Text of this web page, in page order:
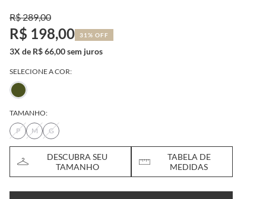
R$ 289,00
R$ 198,00 31% OFF
3X de R$ 66,00 sem juros
SELECIONE A COR:
TAMANHO:
P
M G
DESCUBRA SEU
TAMANHO
TABELA DE
MEDIDAS